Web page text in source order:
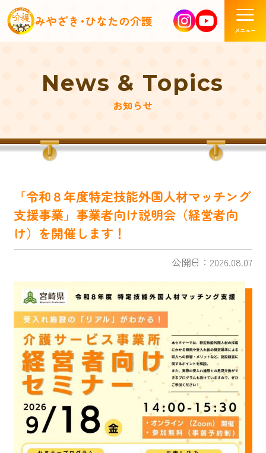
みやざき･ひなたの介護
お知らせ
News & Topics
「令和８年度特定技能外国人材マッチング
支援事業」事業者向け説明会（経営者向
け）を開催します！
公開日：2026.08.07